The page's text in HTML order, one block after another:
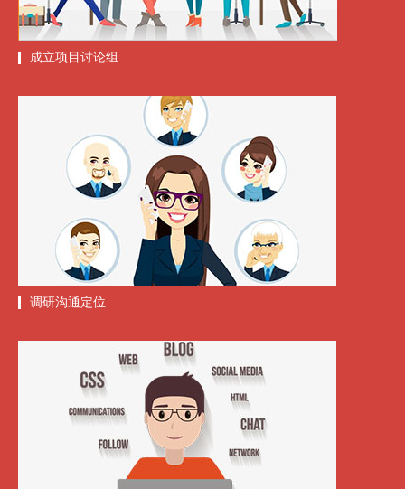
成立项目讨论组
调研沟通定位